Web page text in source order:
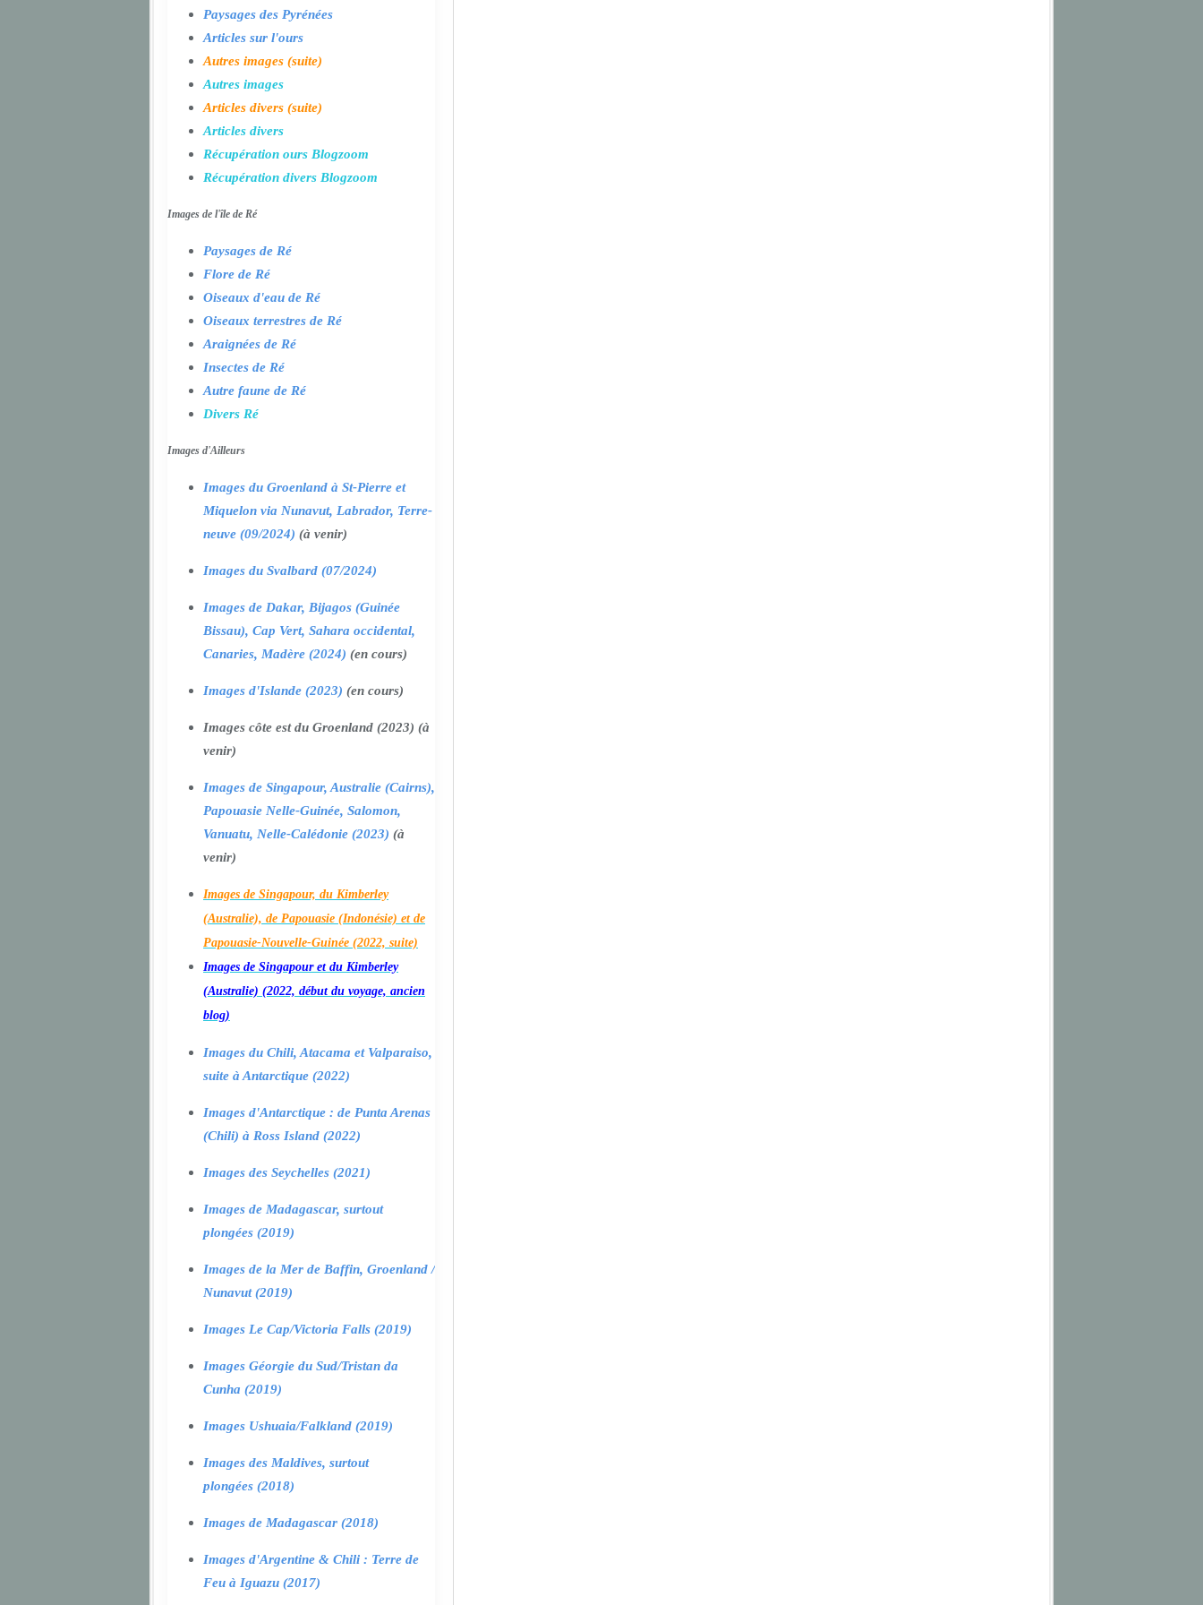
Paysages des Pyrénées
Articles sur l'ours
Autres images (suite)
Autres images
Articles divers (suite)
Articles divers
Récupération ours Blogzoom
Récupération divers Blogzoom
Images de l'île de Ré
Paysages de Ré
Flore de Ré
Oiseaux d'eau de Ré
Oiseaux terrestres de Ré
Araignées de Ré
Insectes de Ré
Autre faune de Ré
Divers Ré
Images d'Ailleurs
Images du Groenland à St-Pierre et
Miquelon via Nunavut, Labrador, Terre-
neuve (09/2024) (à venir)
Images du Svalbard (07/2024)
Images de Dakar, Bijagos (Guinée
Bissau), Cap Vert, Sahara occidental,
Canaries, Madère (2024) (en cours)
Images d'Islande (2023) (en cours)
Images côte est du Groenland (2023) (à
venir)
Images de Singapour, Australie (Cairns),
Papouasie Nelle-Guinée, Salomon,
Vanuatu, Nelle-Calédonie (2023) (à
venir)
Images de Singapour, du Kimberley
(Australie), de Papouasie (Indonésie) et de
Papouasie-Nouvelle-Guinée (2022, suite)
Images de Singapour et du Kimberley
(Australie) (2022, début du voyage, ancien
blog)
Images du Chili, Atacama et Valparaiso,
suite à Antarctique (2022)
Images d'Antarctique : de Punta Arenas
(Chili) à Ross Island (2022)
Images des Seychelles (2021)
Images de Madagascar, surtout
plongées (2019)
Images de la Mer de Baffin, Groenland /
Nunavut (2019)
Images Le Cap/Victoria Falls (2019)
Images Géorgie du Sud/Tristan da
Cunha (2019)
Images Ushuaia/Falkland (2019)
Images des Maldives, surtout
plongées (2018)
Images de Madagascar (2018)
Images d'Argentine & Chili : Terre de
Feu à Iguazu (2017)